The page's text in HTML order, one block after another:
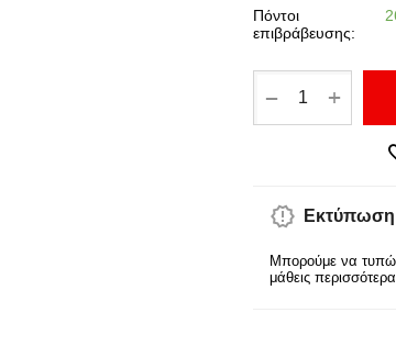
Πόντοι
επιβράβευσης:
+
−
Εκτύπωση
Μπορούμε να
μάθεις περισσότερα